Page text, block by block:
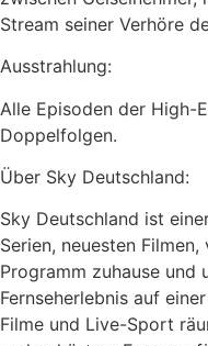
Stream seiner Verhöre
Ausstrahlung:
Alle Episoden der High-
Doppelfolgen.
Über Sky Deutschland:
Sky Deutschland ist
Serien, neuesten
Programm zuhause
Fernseherlebnis auf
Filme und Live-Sport